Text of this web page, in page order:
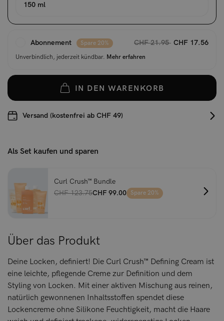
150 ml
Abonnement Spare 20% CHF 21.95 CHF 17.56
Unverbindlich, jederzeit kündbar. Mehr erfahren
IN DEN WARENKORB
Versand (kostenfrei ab CHF 49)
Als Set kaufen und sparen
Curl Crush™ Bundle
CHF 123.75CHF 99.00 Spare 20%
Über das Produkt
Deine Locken, definiert! Die Curl Crush™ Defining Cream ist
eine leichte, pflegende Creme zur Definition und dem
Styling von Locken. Mit einer aktiven Mischung aus reinen,
natürlich gewonnenen Inhaltsstoffen spendet diese
Lockencreme ohne Silikone Feuchtigkeit, macht die Haare